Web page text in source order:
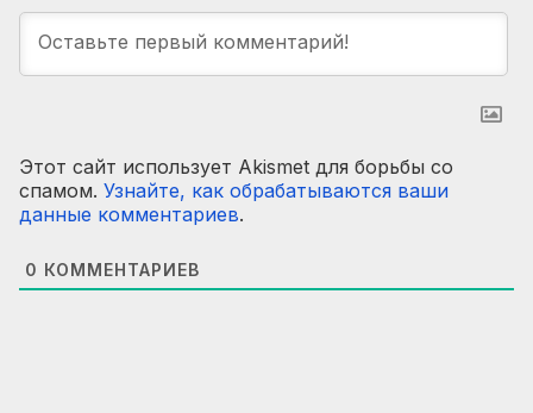
Этот сайт использует Akismet для борьбы со
спамом. Узнайте, как обрабатываются ваши
данные комментариев.
0 КОММЕНТАРИЕВ